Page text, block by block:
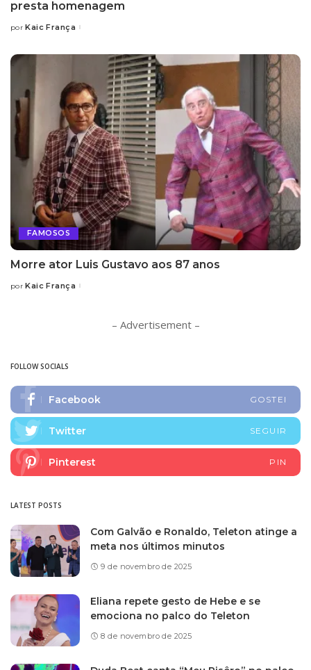
presta homenagem
Posted
por Kaic França
FAMOSOS
Morre ator Luis Gustavo aos 87 anos
Posted
por Kaic França
– Advertisement –
FOLLOW SOCIALS
Facebook GOSTEI
Twitter SEGUIR
Pinterest PIN
LATEST POSTS
Com Galvão e Ronaldo, Teleton atinge a
meta nos últimos minutos
9 de novembro de 2025
Eliana repete gesto de Hebe e se
emociona no palco do Teleton
8 de novembro de 2025